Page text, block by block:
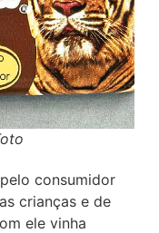
consumidor
crianças e de
ele vinha